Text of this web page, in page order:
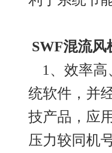
SWF混流风
1、效率高
统软件，并
技产品，应
压力较同机